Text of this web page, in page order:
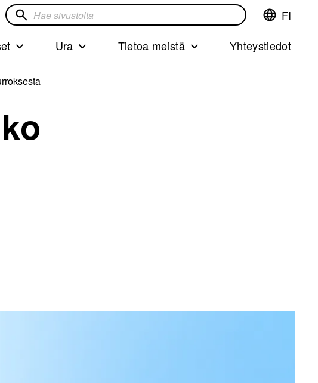
Vaihda
kieliFinnish
FI
Hae
Ura Tietoa meistä Yhteystiedot